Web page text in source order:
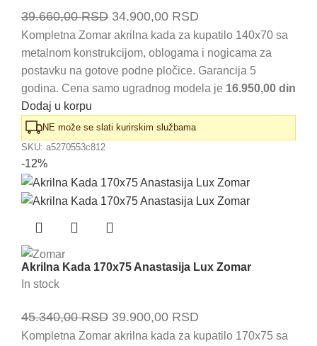
39.660,00RSD Originalna
cena
je
bila:
39.660,00 RSD.
34.900,00 RSD
cena
je:
34.900,00 RSD.
Kompletna Zomar akrilna kada za kupatilo 140x70 sa
metalnom konstrukcijom, oblogama i nogicama za
postavku na gotove podne pločice. Garancija 5
godina. Cena samo ugradnog modela je 16.950,00 din
Dodaj u korpu
NE može se slati kurirskim službama
SKU: a5270553c812
-12%
Akrilna Kada 170x75 Anastasija Lux Zomar
In stock
45.340,00RSD Originalna
cena
39.900,00 RSD
cena
Kompletna Zomar akrilna kada za kupatilo 170x75 sa